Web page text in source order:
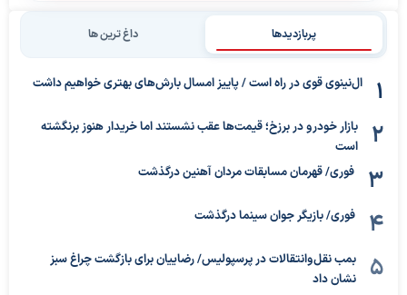
پربازدیدها داغ ترین ها
ال‌نینوی قوی در راه است / پاییز امسال بارش‌های بهتری خواهیم داشت
بازار خودرو در برزخ؛ قیمت‌ها عقب نشستند اما خریدار هنوز برنگشته
است
فوری/ قهرمان مسابقات مردان آهنین درگذشت
فوری/ بازیگر جوان سینما درگذشت
بمب نقل‌وانتقالات در پرسپولیس/ رضاییان برای بازگشت چراغ سبز
نشان داد